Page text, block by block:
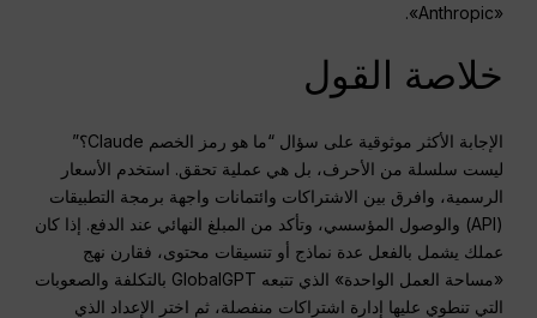
«Anthropic».
خلاصة القول
الإجابة الأكثر موثوقية على سؤال “ما هو رمز الخصم Claude؟”
ليست سلسلة من الأحرف، بل هي عملية تحقق. استخدم الأسعار
الرسمية، وافرق بين الاشتراكات وائتمانات واجهة برمجة التطبيقات
(API) والوصول المؤسسي، وتأكد من المبلغ النهائي عند الدفع. إذا كان
عملك يشمل بالفعل عدة نماذج أو تنسيقات محتوى، فقارن نهج
«مساحة العمل الواحدة» الذي تتبعه GlobalGPT بالتكلفة والصعوبات
التي تنطوي عليها إدارة اشتراكات منفصلة، ثم اختر الإعداد الذي